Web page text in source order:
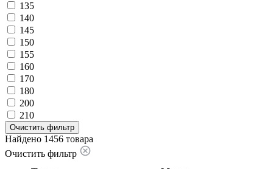
135
140
145
150
155
160
170
180
200
210
Очистить фильтр
Найдено 1456 товара
Очистить фильтр